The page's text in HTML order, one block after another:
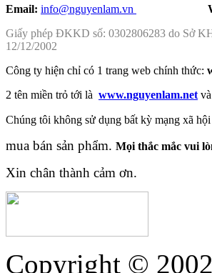
Email: info@nguyenlam.vn
Giấy phép ĐKKD số: 0302806283 do Sở
12/12/2002
Công ty hiện chỉ có 1 trang web chính thức:
2 tên miền trỏ tới là www.nguyenlam.net và
Chúng tôi không sử dụng bất kỳ mạng xã
mua bán sản phẩm. Mọi thắc mắc vui
Xin chân thành cảm ơn.
Copyright ©